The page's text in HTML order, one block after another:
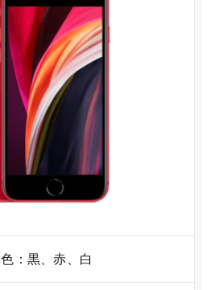
：黒、赤、白